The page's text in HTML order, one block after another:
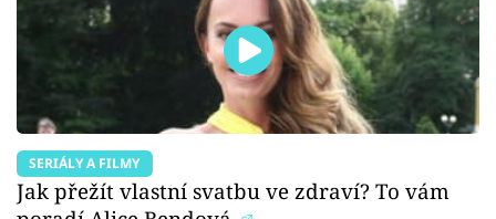
SERIÁLY A FILMY
Jak přežít vlastní svatbu ve zdraví? To vám